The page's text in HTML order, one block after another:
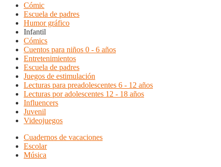
Cómic
Escuela de padres
Humor gráfico
Infantil
Cómics
Cuentos para niños 0 - 6 años
Entretenimientos
Escuela de padres
Juegos de estimulación
Lecturas para preadolescentes 6 - 12 años
Lecturas por adolescentes 12 - 18 años
Influencers
Juvenil
Videojuegos
Cuadernos de vacaciones
Escolar
Música